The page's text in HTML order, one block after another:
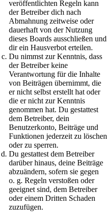
veröffentlichten Regeln kann
der Betreiber dich nach
Abmahnung zeitweise oder
dauerhaft von der Nutzung
dieses Boards ausschließen und
dir ein Hausverbot erteilen.
Du nimmst zur Kenntnis, dass
der Betreiber keine
Verantwortung für die Inhalte
von Beiträgen übernimmt, die
er nicht selbst erstellt hat oder
die er nicht zur Kenntnis
genommen hat. Du gestattest
dem Betreiber, dein
Benutzerkonto, Beiträge und
Funktionen jederzeit zu löschen
oder zu sperren.
Du gestattest dem Betreiber
darüber hinaus, deine Beiträge
abzuändern, sofern sie gegen
o. g. Regeln verstoßen oder
geeignet sind, dem Betreiber
oder einem Dritten Schaden
zuzufügen.